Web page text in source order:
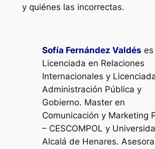
y quiénes las incorrectas.
Sofía Fernández Valdés es
Licenciada en Relaciones
Internacionales y
Administración Pública y
Gobierno. Master en
Comunicación y Marketing
– CESCOMPOL y
Alcalá de Henares.